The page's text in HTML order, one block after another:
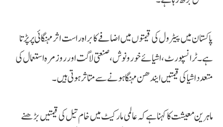
پاکستان میں پیٹرول کی قیمتوں میں اضافے کا براہ راست اثر مہنگائی پر پڑتا
ہے۔ ٹرانسپورٹ، اشیائے خورونوش، صنعتی لاگت اور روزمرہ استعمال کی
متعدد اشیا کی قیمتیں ایندھن مہنگا ہونے سے متاثر ہوتی ہیں۔
ماہرین معیشت کا کہنا ہے کہ عالمی مارکیٹ میں خام تیل کی قیمتیں بڑھنے